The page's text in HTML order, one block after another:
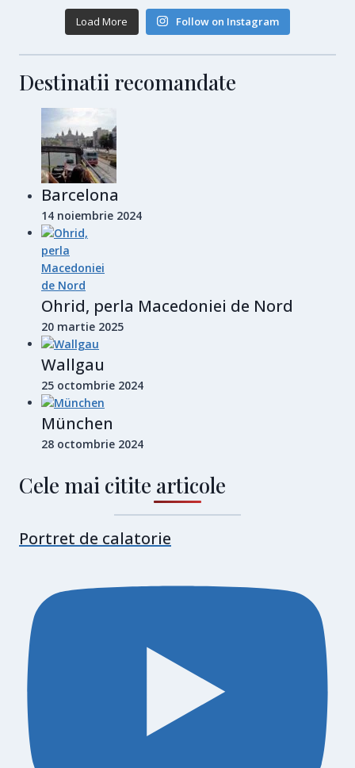
Load More Follow on Instagram
Destinatii recomandate
Barcelona
14 noiembrie 2024
Ohrid, perla Macedoniei de Nord
20 martie 2025
Wallgau
25 octombrie 2024
München
28 octombrie 2024
Cele mai citite articole
Portret de calatorie